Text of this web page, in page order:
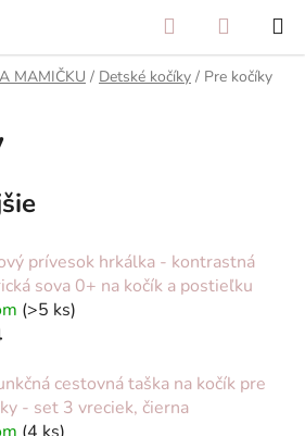
Hľadať
KOŠÍK
MAMIČKU / Detské kočíky / Pre kočíky
prívesok hrkálka - kontrastná
sova 0+ na kočík a postieľku
(>5 ks)
cestovná taška na kočík pre
- set 3 vreciek, čierna
(4 ks)